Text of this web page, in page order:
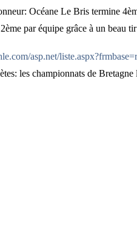
Océane Le Bris termine
par équipe grâce à un
asp.net/
les championnats de